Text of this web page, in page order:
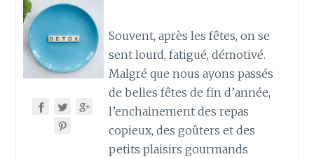
Souvent, après les fêtes, on se
sent lourd, fatigué, démotivé.
Malgré que nous ayons passés
de belles fêtes de fin d’année,
l’enchainement des repas
copieux, des goûters et des
petits plaisirs gourmands